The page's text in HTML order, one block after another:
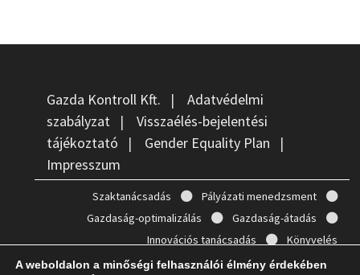
Gazda Kontroll Kft. | Adatvédelmi
szabályzat| Visszaélés-bejelentési
tájékoztató | Gender Equality Plan |
Impresszum
Szaktanácsadás
Pályázati menedzsment
Gazdaság-optimalizálás
Gazdaság-átadás
Innovációs tanácsadás
Könyvelés
A weboldalon a minőségi felhasználói élmény érdekében